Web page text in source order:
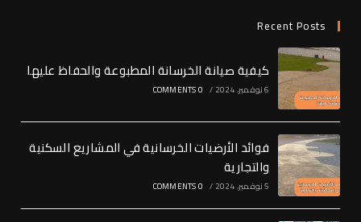
Recent Posts
كيفية صيانة الخرسانة المطبوعة والحفاظ عليها
6 نوفمبر، 2024 /
0 COMMENTS
فوائد الأرضيات الخرسانية في المشاريع السكنية
والتجارية
5 نوفمبر، 2024 /
0 COMMENTS